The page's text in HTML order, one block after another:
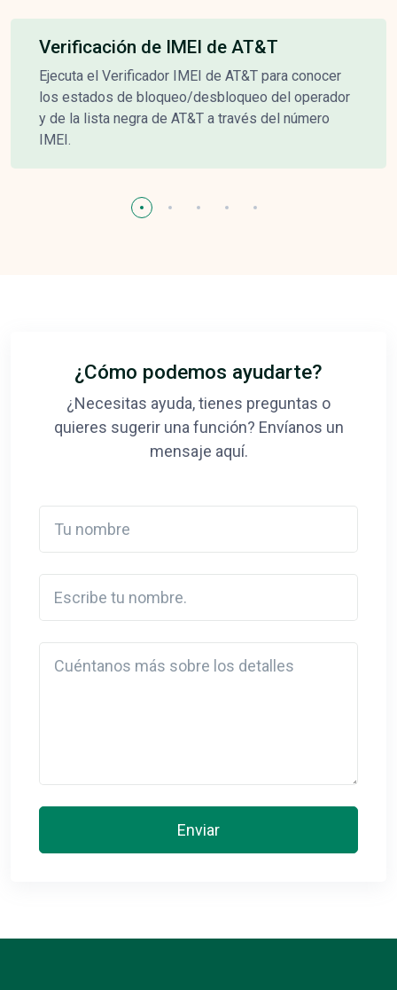
Verificación de IMEI de AT&T
Ejecuta el Verificador IMEI de AT&T para conocer
los estados de bloqueo/desbloqueo del operador
y de la lista negra de AT&T a través del número
IMEI.
¿Cómo podemos ayudarte?
¿Necesitas ayuda, tienes preguntas o
quieres sugerir una función? Envíanos un
mensaje aquí.
Enviar